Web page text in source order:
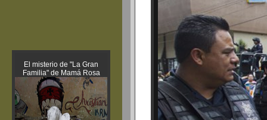
El misterio de "La Gran
Familia" de Mamá Rosa